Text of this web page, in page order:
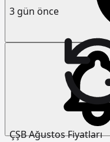
3 gün önce
ÇŞB Ağustos Fiyatları